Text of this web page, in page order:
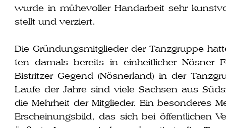
wur­de in mühe­vol­ler Handarbeit sehr
stellt und verziert.
Die Gründungsmitglieder der Tanzgruppe
ten damals bereits in ein­heit­li­cher Nösner
Bistritzer Gegend (Nösnerland) in der
Laufe der Jahre sind vie­le Sachsen aus
die Mehrheit der Mitglieder. Ein beson­de­res
Erscheinungsbild, das sich bei öffent­li­chen